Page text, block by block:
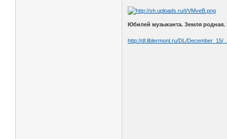
Юбилей музыканта. Земля родная.
http://dl.liblermont.ru/DL/December_15/